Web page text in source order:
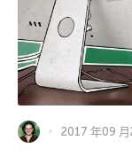
2017 年09 月